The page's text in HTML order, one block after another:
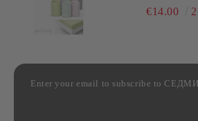
РАЗЛИЧНИ€14.00
Enter your email to subscribe to